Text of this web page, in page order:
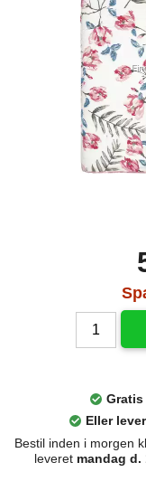
Eller
Bestil inden i morgen
leveret mandag